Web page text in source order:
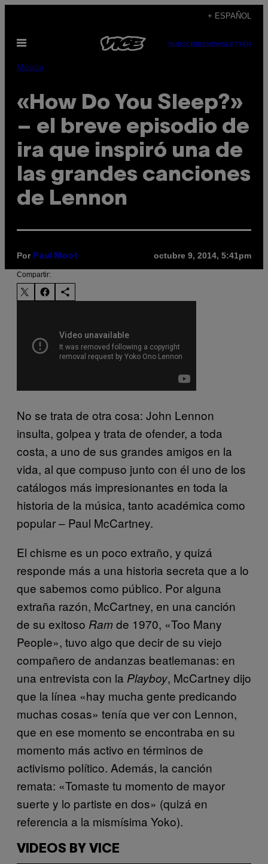
contenido
+ ESPAÑOL
Abrir
SUBSCRIBENEWSLETTER
Música
«How Do You Sleep?»
– el breve episodio de
ira que inspiró una de
las grandes canciones
de Lennon
Por Paul Moot octubre 9, 2014, 5:41pm
Compartir:
No se trata de otra cosa: John Lennon
insulta, golpea y trata de ofender, a toda
costa, a uno de sus grandes amigos en la
vida, al que compuso junto con él uno de los
catálogos más impresionantes en toda la
historia de la música, tanto académica como
popular – Paul McCartney.
El chisme es un poco extraño, y quizá
responde más a una historia secreta que a lo
que sabemos como público. Por alguna
extraña razón, McCartney, en una canción
de su exitoso Ramde 1970, «Too Many
People», tuvo algo que decir de su viejo
compañero de andanzas beatlemanas: en
una entrevista con la Playboy, McCartney dijo
que la línea «hay mucha gente predicando
muchas cosas» tenía que ver con Lennon,
que en ese momento se encontraba en su
momento más activo en términos de
activismo político. Además, la canción
remata: «Tomaste tu momento de mayor
suerte y lo partiste en dos» (quizá en
referencia a la mismísima Yoko).
VIDEOS BY VICE